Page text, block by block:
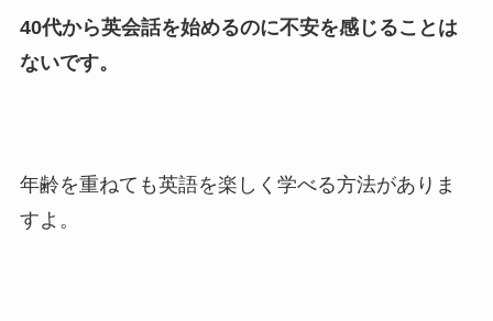
40代から英会話を始めるのに不安を感じることは
ないです。
年齢を重ねても英語を楽しく学べる方法がありま
すよ。